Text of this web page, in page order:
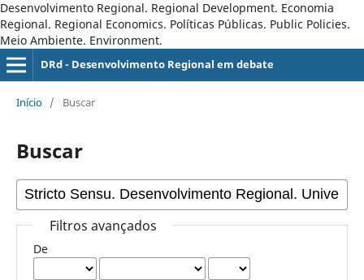
Desenvolvimento Regional. Regional Development. Economia
Regional. Regional Economics. Políticas Públicas. Public Policies.
Meio Ambiente. Environment.
DRd - Desenvolvimento Regional em debate
Início / Buscar
Buscar
Filtros avançados
De